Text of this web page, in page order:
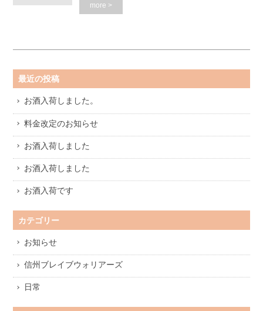
more >
最近の投稿
お酒入荷しました。
料金改定のお知らせ
お酒入荷しました
お酒入荷しました
お酒入荷です
カテゴリー
お知らせ
信州ブレイブウォリアーズ
日常